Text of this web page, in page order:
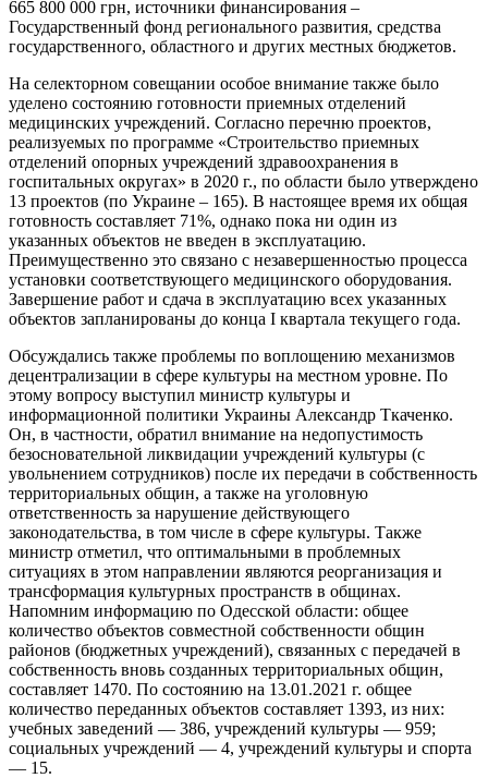
665 800 000 грн, источники финансирования –
Государственный фонд регионального развития, средства
государственного, областного и других местных бюджетов.
На селекторном совещании особое внимание также было
уделено состоянию готовности приемных отделений
медицинских учреждений. Согласно перечню проектов,
реализуемых по программе «Строительство приемных
отделений опорных учреждений здравоохранения в
госпитальных округах» в 2020 г., по области было утверждено
13 проектов (по Украине – 165). В настоящее время их общая
готовность составляет 71%, однако пока ни один из
указанных объектов не введен в эксплуатацию.
Преимущественно это связано с незавершенностью процесса
установки соответствующего медицинского оборудования.
Завершение работ и сдача в эксплуатацию всех указанных
объектов запланированы до конца I квартала текущего года.
Обсуждались также проблемы по воплощению механизмов
децентрализации в сфере культуры на местном уровне. По
этому вопросу выступил министр культуры и
информационной политики Украины Александр Ткаченко.
Он, в частности, обратил внимание на недопустимость
безосновательной ликвидации учреждений культуры (с
увольнением сотрудников) после их передачи в собственность
территориальных общин, а также на уголовную
ответственность за нарушение действующего
законодательства, в том числе в сфере культуры. Также
министр отметил, что оптимальными в проблемных
ситуациях в этом направлении являются реорганизация и
трансформация культурных пространств в общинах.
Напомним информацию по Одесской области: общее
количество объектов совместной собственности общин
районов (бюджетных учреждений), связанных с передачей в
собственность вновь созданных территориальных общин,
составляет 1470. По состоянию на 13.01.2021 г. общее
количество переданных объектов составляет 1393, из них:
учебных заведений — 386, учреждений культуры — 959;
социальных учреждений — 4, учреждений культуры и спорта
— 15.